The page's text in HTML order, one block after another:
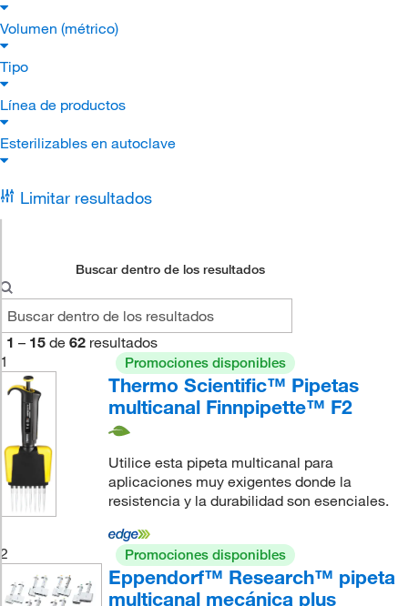
Volumen (métrico)
Tipo
Línea de productos
Esterilizables en autoclave
Limitar resultados
Buscar dentro de los resultados
1 – 15 de 62 resultados
1
Promociones disponibles
Thermo Scientific™ Pipetas
multicanal Finnpipette™ F2
Utilice esta pipeta multicanal para
aplicaciones muy exigentes donde la
resistencia y la durabilidad son esenciales.
2 Promociones disponibles
Eppendorf™ Research™ pipeta
multicanal mecánica plus